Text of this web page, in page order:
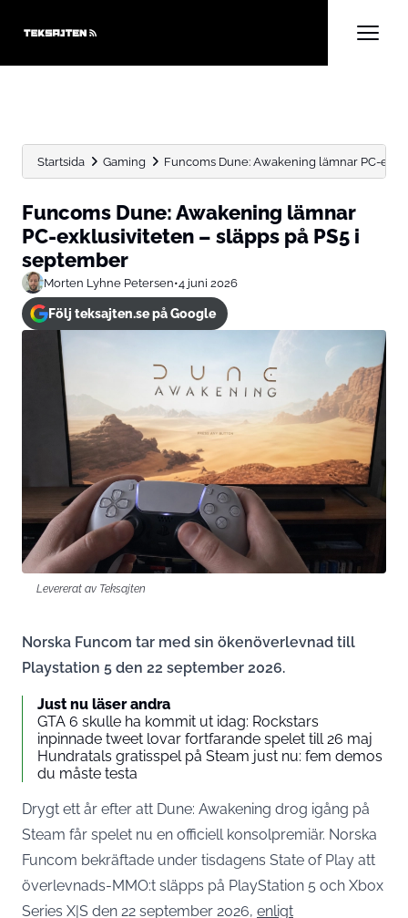
Startsida Gaming Funcoms Dune: Awakening lämnar PC-
Funcoms Dune: Awakening lämnar
PC-exklusiviteten – släpps på PS5 i
september
Morten Lyhne Petersen•4 juni 2026
Följ teksajten.se på Google
Levererat av Teksajten
Norska Funcom tar med sin ökenöverlevnad till
Playstation 5 den 22 september 2026.
Just nu läser andra
GTA 6 skulle ha kommit ut idag: Rockstars
inpinnade tweet lovar fortfarande spelet till 26 maj
Hundratals gratisspel på Steam just nu: fem demos
du måste testa
Drygt ett år efter att Dune: Awakening drog igång på
Steam får spelet nu en officiell konsolpremiär. Norska
Funcom bekräftade under tisdagens State of Play att
överlevnads-MMO:t släpps på PlayStation 5 och Xbox
Series X|S den 22 september 2026, enligt